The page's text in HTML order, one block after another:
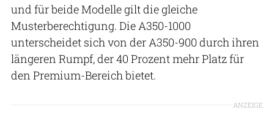
und für beide Modelle gilt die gleiche
Musterberechtigung. Die A350-1000
unterscheidet sich von der A350-900 durch ihren
längeren Rumpf, der 40 Prozent mehr Platz für
den Premium-Bereich bietet.
ANZEIGE